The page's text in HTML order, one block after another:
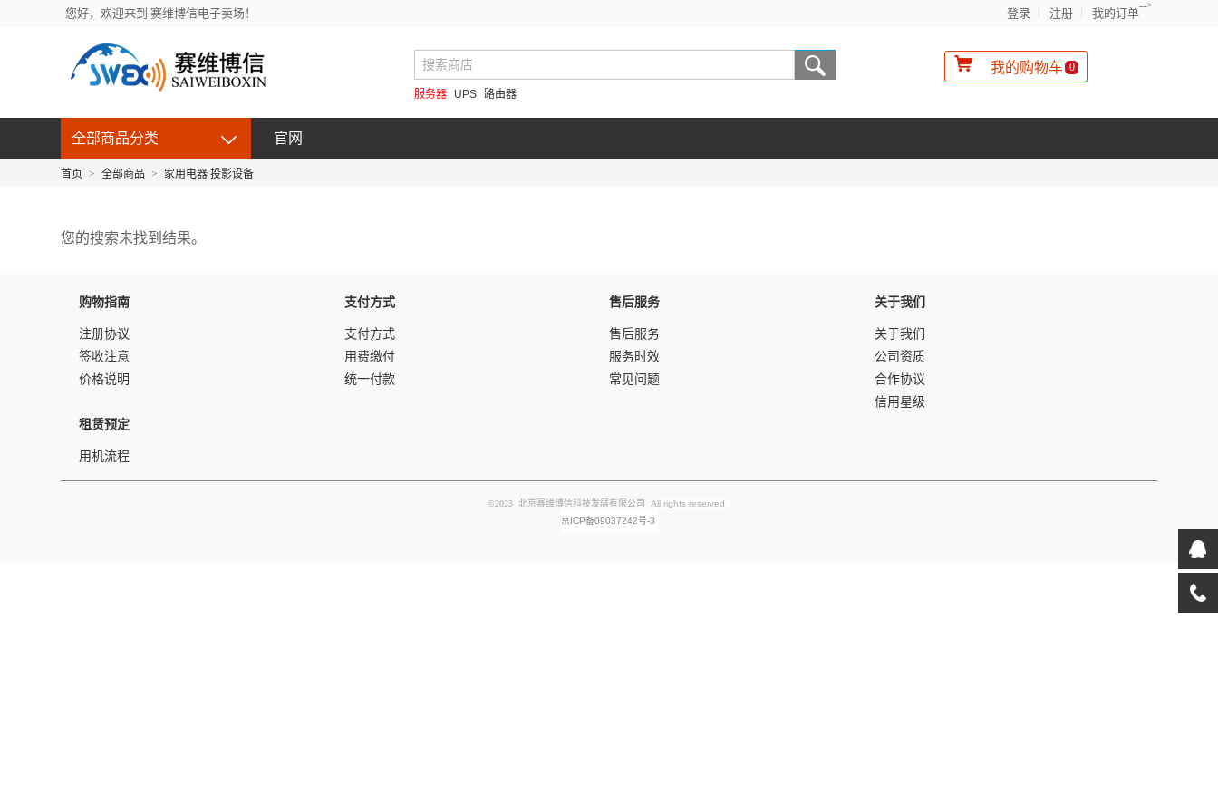
您好，欢迎来到 赛维博信电子卖场！
-->
登录 注册 我的订单
服务器 UPS 路由器
我的购物车 0
全部商品分类 官网
首页 > 全部商品 > 家用电器 投影设备
您的搜索未找到结果。
购物指南
注册协议
签收注意
价格说明
支付方式
支付方式
用费缴付
统一付款
售后服务
售后服务
服务时效
常见问题
关于我们
关于我们
公司资质
合作协议
信用星级
租赁预定
用机流程
©2023 北京赛维博信科技发展有限公司 All rights reserved
京ICP备09037242号-3